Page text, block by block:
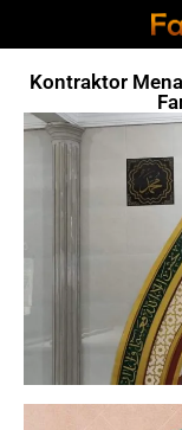
Kontraktor